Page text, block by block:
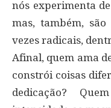
nós experimenta
mas, também,
vezes radicais,
Afinal, quem ama
constrói coisas
dedicação?